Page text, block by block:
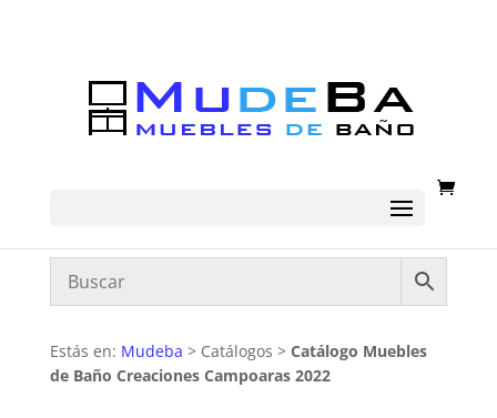
Estás en: Mudeba > Catálogos > Catálogo Muebles
de Baño Creaciones Campoaras 2022